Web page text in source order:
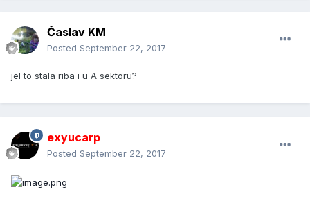
Časlav KM
Posted September 22, 2017
jel to stala riba i u A sektoru?
exyucarp
Posted September 22, 2017